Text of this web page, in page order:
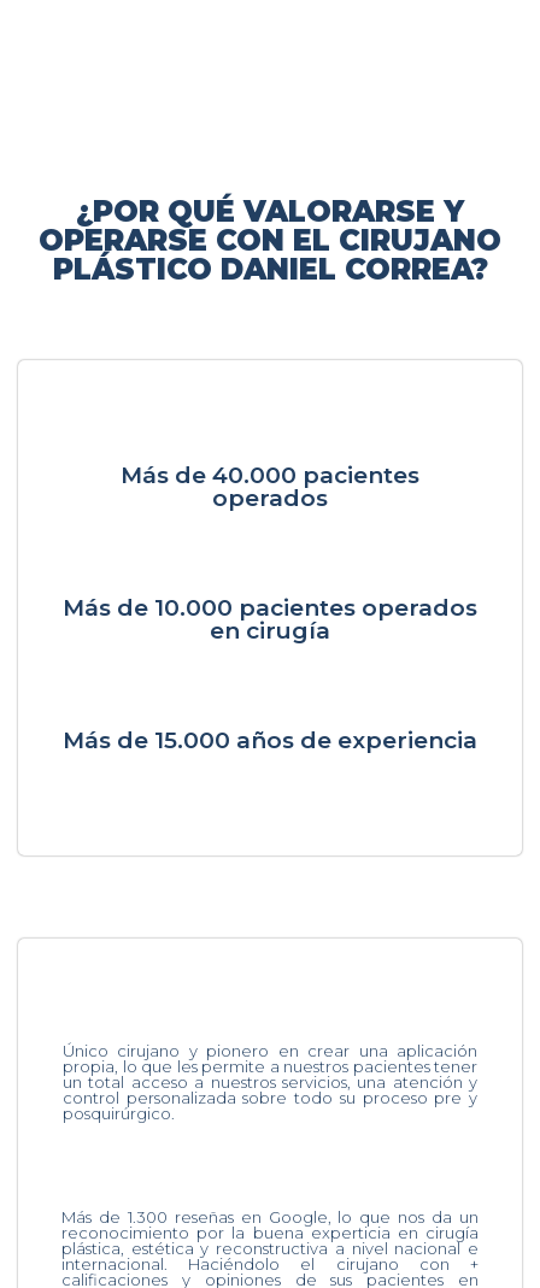
¿POR QUÉ VALORARSE Y
OPERARSE CON EL CIRUJANO
PLÁSTICO DANIEL CORREA?
Más de 40.000 pacientes
operados
Más de 10.000 pacientes operados
en cirugía
Más de 15.000 años de experiencia
Único cirujano y pionero en crear una aplicación
propia, lo que les permite a nuestros pacientes tener
un total acceso a nuestros servicios, una atención y
control personalizada sobre todo su proceso pre y
posquirúrgico.
Más de 1.300 reseñas en Google, lo que nos da un
reconocimiento por la buena experticia en cirugía
plástica, estética y reconstructiva a nivel nacional e
internacional. Haciéndolo el cirujano con +
calificaciones y opiniones de sus pacientes en